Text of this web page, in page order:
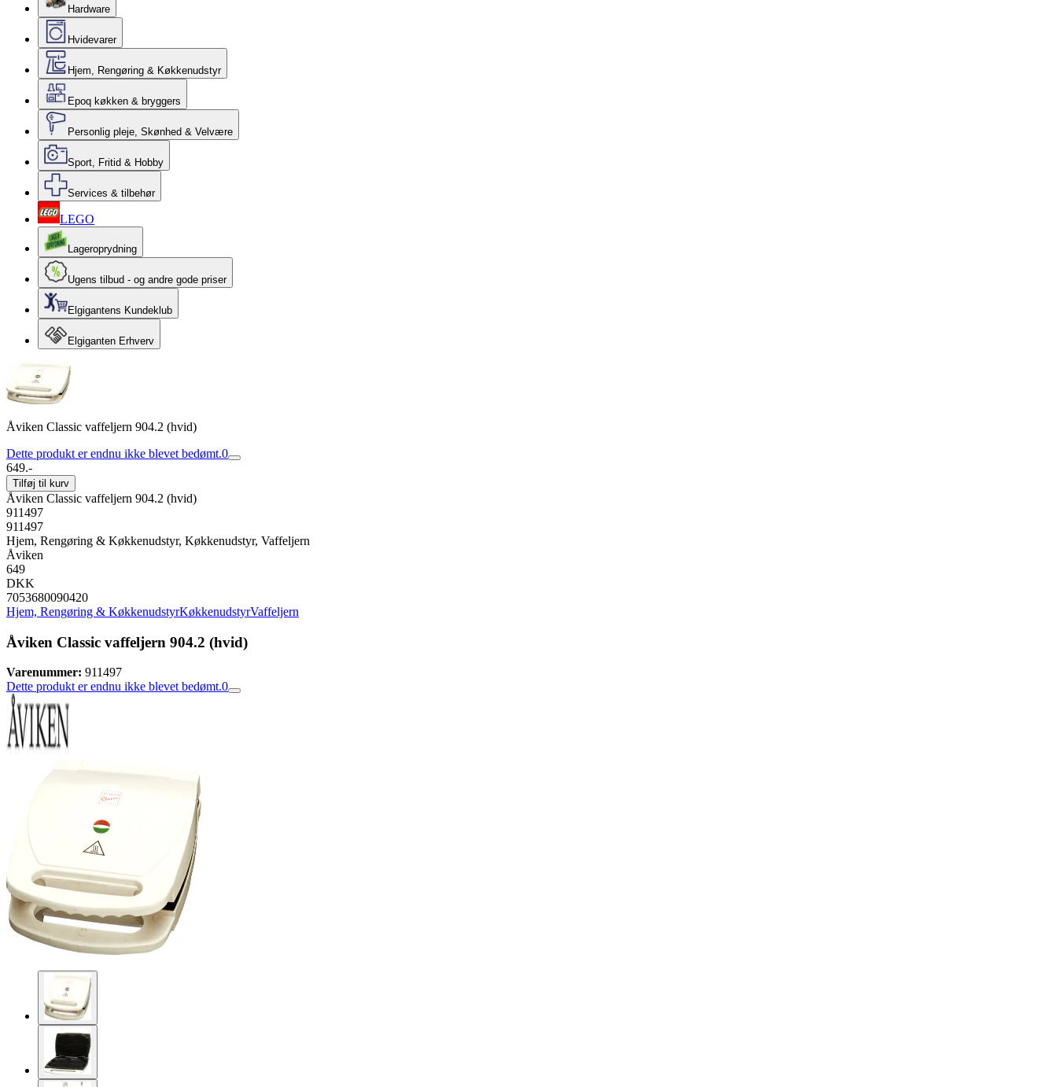
Hardware
Hvidevarer
Hjem, Rengøring & Køkkenudstyr
Epoq køkken & bryggers
Personlig pleje, Skønhed & Velvære
Sport, Fritid & Hobby
Services & tilbehør
LEGO
Lageroprydning
Ugens tilbud - og andre gode priser
Elgigantens Kundeklub
Elgiganten Erhverv
Åviken Classic vaffeljern 904.2 (hvid)
Dette produkt er endnu ikke blevet bedømt.0
649.-
Tilføj til kurv
Åviken Classic vaffeljern 904.2 (hvid)
911497
911497
Hjem, Rengøring & Køkkenudstyr, Køkkenudstyr, Vaffeljern
Åviken
649
DKK
7053680090420
Hjem, Rengøring & KøkkenudstyrKøkkenudstyrVaffeljern
Åviken Classic vaffeljern 904.2 (hvid)
Varenummer: 911497
Dette produkt er endnu ikke blevet bedømt.0